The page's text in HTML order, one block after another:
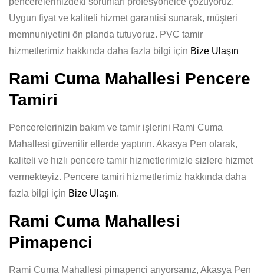
Uygun fiyat ve kaliteli hizmet garantisi sunarak, müşteri
memnuniyetini ön planda tutuyoruz. PVC tamir
hizmetlerimiz hakkında daha fazla bilgi için Bize Ulaşın
Rami Cuma Mahallesi Pencere
Tamiri
Pencerelerinizin bakım ve tamir işlerini Rami Cuma
Mahallesi güvenilir ellerde yaptırın. Akasya Pen olarak,
kaliteli ve hızlı pencere tamir hizmetlerimizle sizlere hizmet
vermekteyiz. Pencere tamiri hizmetlerimiz hakkında daha
fazla bilgi için Bize Ulaşın.
Rami Cuma Mahallesi
Pimapenci
Rami Cuma Mahallesi pimapenci arıyorsanız, Akasya Pen